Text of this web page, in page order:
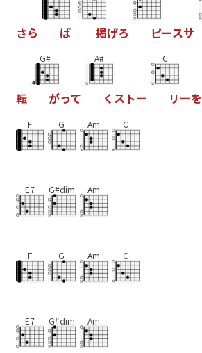
さら ば 掲げろ ピースサ
転
G#
がって
A#
く ス トー
C
リーを
F G Am C
E7 G#dim Am
F G Am C
E7 G#dim Am